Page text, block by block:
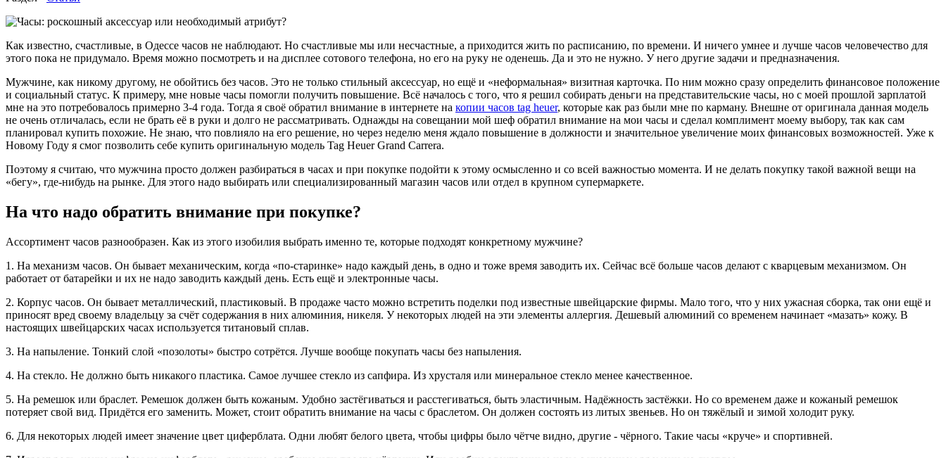
Как известно, счастливые, в Одессе часов не наблюдают. Но счастливые мы или несчастные, а приходится жить по расписанию, по времени. И ничего умнее и лучше часов человечество для
этого пока не придумало. Время можно посмотреть и на дисплее сотового телефона, но его на руку не оденешь. Да и это не нужно. У него другие задачи и предназначения.
Мужчине, как никому другому, не обойтись без часов. Это не только стильный аксессуар, но ещё и «неформальная» визитная карточка. По ним можно сразу определить финансовое положение
и социальный статус. К примеру, мне новые часы помогли получить повышение. Всё началось с того, что я решил собирать деньги на представительские часы, но с моей прошлой зарплатой
мне на это потребовалось примерно 3-4 года. Тогда я своё обратил внимание в интернете на копии часов tag heuer, которые как раз были мне по карману. Внешне от оригинала данная модель
не очень отличалась, если не брать её в руки и долго не рассматривать. Однажды на совещании мой шеф обратил внимание на мои часы и сделал комплимент моему выбору, так как сам
планировал купить похожие. Не знаю, что повлияло на его решение, но через неделю меня ждало повышение в должности и значительное увеличение моих финансовых возможностей. Уже к
Новому Году я смог позволить себе купить оригинальную модель Tag Heuer Grand Carrera.
Поэтому я считаю, что мужчина просто должен разбираться в часах и при покупке подойти к этому осмысленно и со всей важностью момента. И не делать покупку такой важной вещи на
«бегу», где-нибудь на рынке. Для этого надо выбирать или специализированный магазин часов или отдел в крупном супермаркете.
На что надо обратить внимание при покупке?
Ассортимент часов разнообразен. Как из этого изобилия выбрать именно те, которые подходят конкретному мужчине?
1. На механизм часов. Он бывает механическим, когда «по-старинке» надо каждый день, в одно и тоже время заводить их. Сейчас всё больше часов делают с кварцевым механизмом. Он
работает от батарейки и их не надо заводить каждый день. Есть ещё и электронные часы.
2. Корпус часов. Он бывает металлический, пластиковый. В продаже часто можно встретить поделки под известные швейцарские фирмы. Мало того, что у них ужасная сборка, так они ещё и
приносят вред своему владельцу за счёт содержания в них алюминия, никеля. У некоторых людей на эти элементы аллергия. Дешевый алюминий со временем начинает «мазать» кожу. В
настоящих швейцарских часах используется титановый сплав.
3. На напыление. Тонкий слой «позолоты» быстро сотрётся. Лучше вообще покупать часы без напыления.
4. На стекло. Не должно быть никакого пластика. Самое лучшее стекло из сапфира. Из хрусталя или минеральное стекло менее качественное.
5. На ремешок или браслет. Ремешок должен быть кожаным. Удобно застёгиваться и расстегиваться, быть эластичным. Надёжность застёжки. Но со временем даже и кожаный ремешок
потеряет свой вид. Придётся его заменить. Может, стоит обратить внимание на часы с браслетом. Он должен состоять из литых звеньев. Но он тяжёлый и зимой холодит руку.
6. Для некоторых людей имеет значение цвет циферблата. Одни любят белого цвета, чтобы цифры было чётче видно, другие - чёрного. Такие часы «круче» и спортивней.